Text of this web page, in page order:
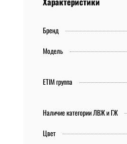
Бренд
Модель
ETIM группа
Наличие категории ЛВЖ и ГЖ
Цвет